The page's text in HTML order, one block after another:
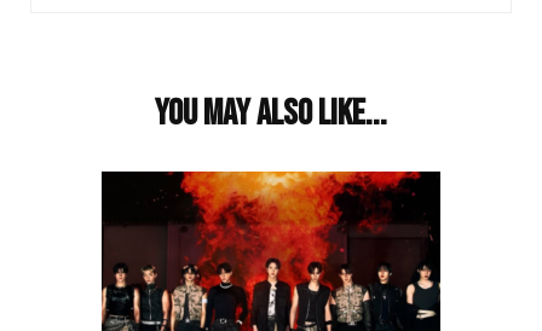
You may also like...